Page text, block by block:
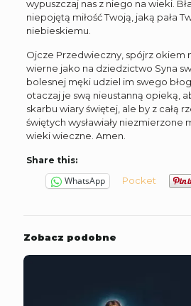
wypuszczaj nas z niego na wieki.
niepojętą miłość Twoją, jaką pała
niebieskiemu.
Ojcze Przedwieczny, spójrz okiem
wierne jako na dziedzictwo Syna
bolesnej męki udziel im swego
otaczaj je swą nieustanną opieką,
skarbu wiary świętej, ale by z całą
świętych wysławiały niezmierzone
wieki wieczne. Amen.
Share this:
WhatsApp Pocket
Zobacz podobne